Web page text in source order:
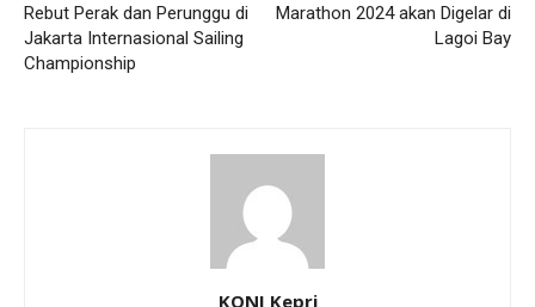
Rebut Perak dan Perunggu di
Jakarta Internasional Sailing
Championship
Marathon 2024 akan Digelar di
Lagoi Bay
KONI Kepri